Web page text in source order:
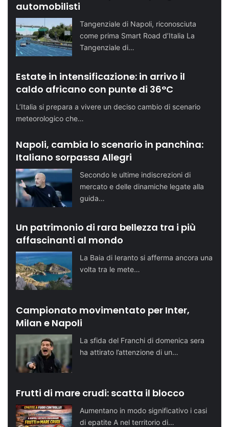
automobilisti
Tangenziale di Napoli, riconosciuta
come prima Smart Road d’Italia La
Tangenziale di…
Estate in intensificazione: in arrivo il
caldo africano con punte di 36°C
L’Italia si prepara a vivere un deciso cambio di scenario
meteorologico che…
Napoli, cambia lo scenario in panchina:
Italiano sorpassa Allegri
Secondo le ultime indiscrezioni di
mercato e delle dinamiche legate alla
guida…
Un patrimonio di rara bellezza tra i più
affascinanti al mondo
La Baia di Ieranto si afferma ancora una
volta tra le mete…
Campionato movimentato per Inter,
Milan e Napoli
La sfida del Franchi di domenica sera
ha attirato l’attenzione di un…
Frutti di mare crudi: scatta il blocco
Aumentano in modo significativo i casi
di epatite A nel territorio di…